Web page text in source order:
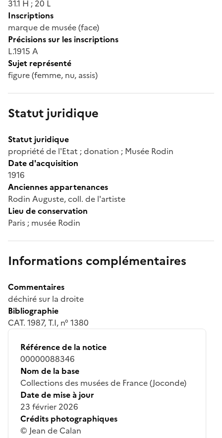
31.1 H ; 20 L
Inscriptions
marque de musée (face)
Précisions sur les inscriptions
L.1915 A
Sujet représenté
figure (femme, nu, assis)
Statut juridique
Statut juridique
propriété de l'Etat ; donation ; Musée Rodin
Date d'acquisition
1916
Anciennes appartenances
Rodin Auguste, coll. de l'artiste
Lieu de conservation
Paris ; musée Rodin
Informations complémentaires
Commentaires
déchiré sur la droite
Bibliographie
CAT. 1987, T.I, n° 1380
Référence de la notice
00000088346
Nom de la base
Collections des musées de France (Joconde)
Date de mise à jour
23 février 2026
Crédits photographiques
© Jean de Calan